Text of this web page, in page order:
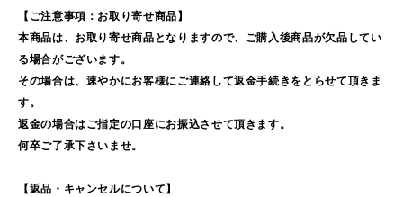
【ご注意事項：お取り寄せ商品】
本商品は、お取り寄せ商品となりますので、ご購入後商品が欠品してい
る場合がございます。
その場合は、速やかにお客様にご連絡して返金手続きをとらせて頂きま
す。
返金の場合はご指定の口座にお振込させて頂きます。
何卒ご了承下さいませ。
【返品・キャンセルについて】